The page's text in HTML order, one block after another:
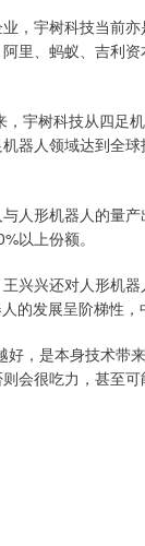
，宇树科技当前
里、蚂蚁、吉利
宇树科技从四足
器人领域达到全
人形机器人的量
以上份额。
兴兴还对人形机
的发展呈阶梯性
好，是本身技术带
会很吃力，甚至可